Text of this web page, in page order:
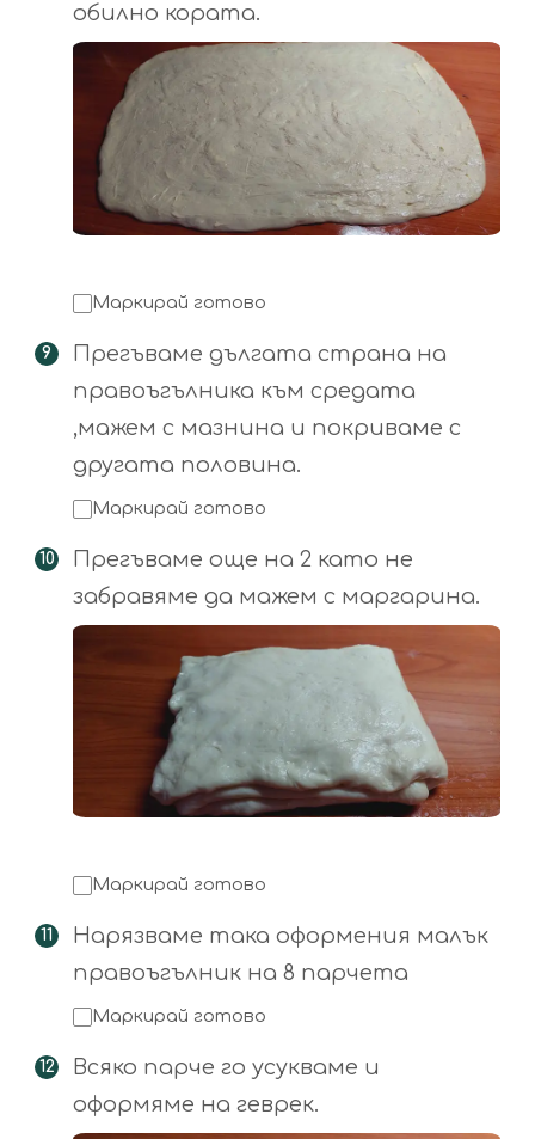
обилно кората.
Маркирай готово
Прегъваме дългата страна на
правоъгълника към средата
,мажем с мазнина и покриваме с
другата половина.
Маркирай готово
Прегъваме още на 2 като не
забравяме да мажем с маргарина.
Маркирай готово
Нарязваме така оформения малък
правоъгълник на 8 парчета
Маркирай готово
Всяко парче го усукваме и
оформяме на геврек.